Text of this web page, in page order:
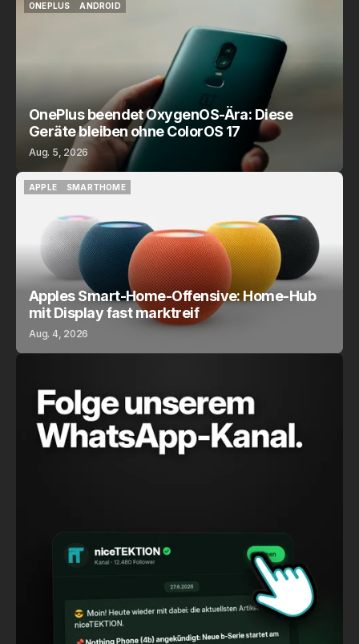
ONEPLUS
ANDROID
OnePlus beendet OxygenOS-Ära: Diese
Geräte bleiben ohne ColorOS 17
Aug. 5, 2026
APPLE
SMARTHOME
Apples Smart-Home-Offensive: Home-Hub
mit Display fast marktreif
Aug. 4, 2026